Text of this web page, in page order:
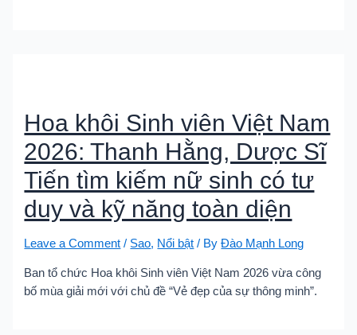
Hoa khôi Sinh viên Việt Nam
2026: Thanh Hằng, Dược Sĩ
Tiến tìm kiếm nữ sinh có tư
duy và kỹ năng toàn diện
Leave a Comment / Sao, Nổi bật / ByĐào Mạnh Long
Ban tổ chức Hoa khôi Sinh viên Việt Nam 2026 vừa công
bố mùa giải mới với chủ đề “Vẻ đẹp của sự thông minh”.